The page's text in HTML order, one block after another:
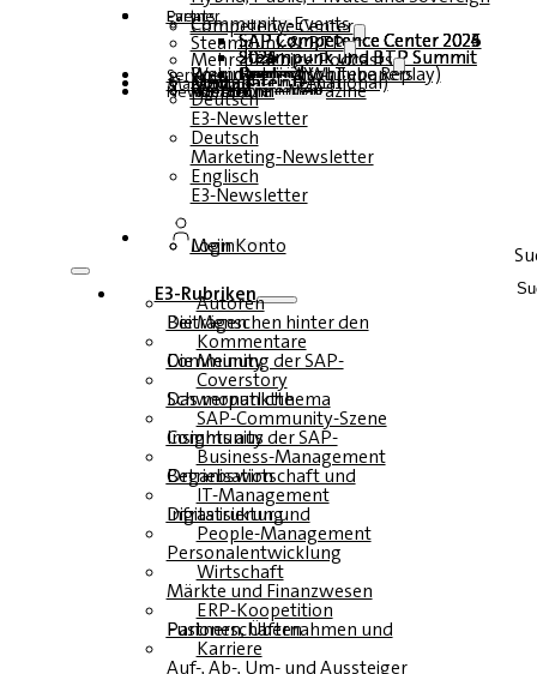
Partner
EventsCommunity-Events
Competence Center
SAP Competence Center 2026
SAP Competence Center 2025
SAP Competence Center 2024
SAP Competence Center 2023
Steampunk & BTP
Steampunk und BTP Summit 2026
Steampunk und BTP Summit 2025
Steampunk und BTP Summit 2024
Mehrsprachige Podcasts
Deutsch
Englisch
Spanisch
Französisch
Roundtables (YouTube Replay)
Webinare und Whitepapers
Service
Formulare
Kontakt
Mediadaten DACH
Media Kit (International)
Magazin
hier abonnieren
für Abonnenten
kostenfreie Magazine
Newsletter
Deutsch
E3-Newsletter
Deutsch
Marketing-Newsletter
Englisch
E3-Newsletter
Login
Mein Konto
E3-Rubriken
Autoren
Die Menschen hinter den Beiträgen
Kommentare
Die Meinung der SAP-Community
Coverstory
Das monatliche Schwerpunktthema
SAP-Community-Szene
Insights aus der SAP-Community
Business-Management
Betriebswirtschaft und Organisation
IT-Management
Infrastruktur und Digitalisierung
People-Management
Personalentwicklung
Wirtschaft
Märkte und Finanzwesen
ERP-Koopetition
Fusionen, Übernahmen und Partnerschaften
Karriere
Auf-, Ab-, Um- und Aussteiger